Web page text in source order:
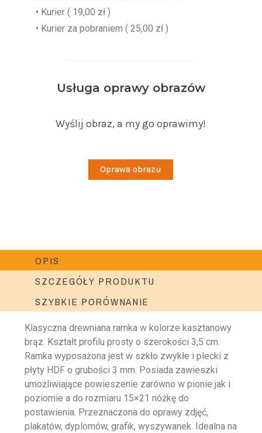
• Kurier ( 19,00 zł )
• Kurier za pobraniem ( 25,00 zł )
Usługa oprawy obrazów
Wyślij obraz, a my go oprawimy!
Oprawa obrazu
OPIS
SZCZEGÓŁY PRODUKTU
SZYBKIE PORÓWNANIE
Klasyczna drewniana ramka w kolorze kasztanowy
brąz. Kształt profilu prosty o szerokości 3,5 cm.
Ramka wyposażona jest w szkło zwykłe i plecki z
płyty HDF o grubości 3 mm. Posiada zawieszki
umożliwiające powieszenie zarówno w pionie jak i
poziomie a do rozmiaru 15×21 nóżkę do
postawienia. Przeznaczona do oprawy zdjęć,
plakatów, dyplomów, grafik, wyszywanek. Idealna na